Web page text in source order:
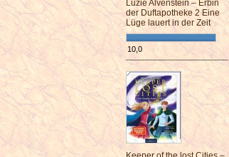
Luzie Alvenstein – Erbin
der Duftapotheke 2 Eine
Lüge lauert in der Zeit
10,0
¯¯¯¯¯¯¯¯¯¯¯¯¯¯¯¯¯¯¯¯¯¯¯¯